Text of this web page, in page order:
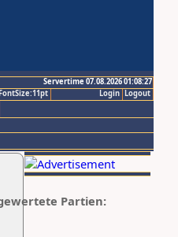
Servertime 07.08.2026 01:08:27
Logout
Login
gewertete Partien: